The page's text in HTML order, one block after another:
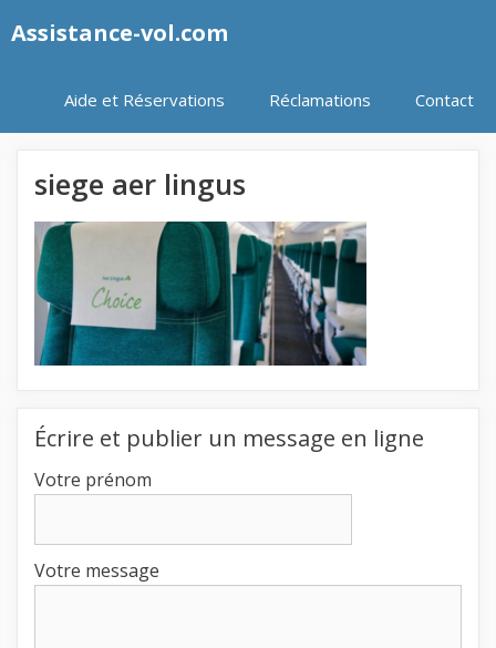
auAssistance-vol.com
Aide et Réservations Réclamations Contact
siege aer lingus
Écrire et publier un message en ligne
Votre prénom
Votre message